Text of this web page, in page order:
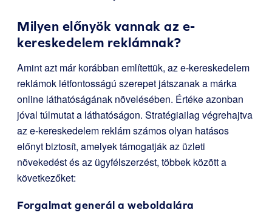
Milyen előnyök vannak az e-
kereskedelem reklámnak?
Amint azt már korábban említettük, az e-kereskedelem
reklámok létfontosságú szerepet játszanak a márka
online láthatóságának növelésében. Értéke azonban
jóval túlmutat a láthatóságon. Stratégiailag végrehajtva
az e-kereskedelem reklám számos olyan hatásos
előnyt biztosít, amelyek támogatják az üzleti
növekedést és az ügyfélszerzést, többek között a
következőket:
Forgalmat generál a weboldalára